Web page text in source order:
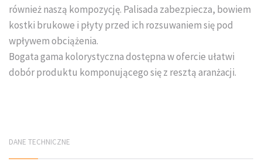
również naszą kompozycję. Palisada zabezpiecza, bowiem
kostki brukowe i płyty przed ich rozsuwaniem się pod
wpływem obciążenia.
Bogata gama kolorystyczna dostępna w ofercie ułatwi
dobór produktu komponującego się z resztą aranżacji.
DANE TECHNICZNE